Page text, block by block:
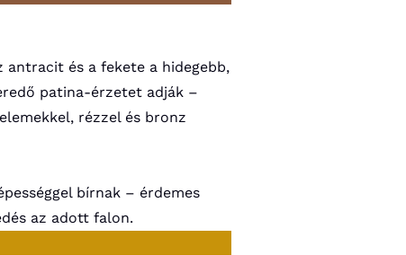
és a fekete a hidegebb,
patina-érzetet adják –
rézzel és bronz
bírnak – érdemes
az adott falon.